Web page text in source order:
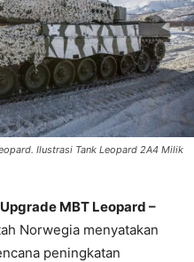
Ilustrasi Tank Leopard 2A4 Milik
MBT Leopard –
Norwegia menyatakan
peningkatan